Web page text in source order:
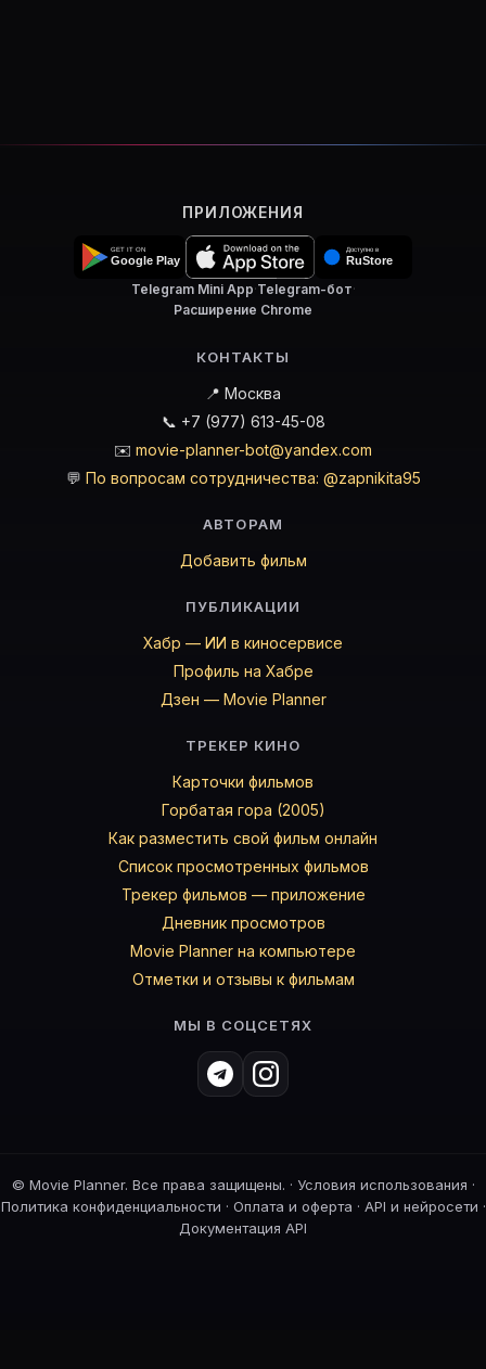
ПРИЛОЖЕНИЯ
Telegram Mini App·Telegram-бот·
Расширение Chrome
КОНТАКТЫ
📍 Москва
📞 +7 (977) 613-45-08
✉️ movie-planner-bot@yandex.com
💬 По вопросам сотрудничества: @zapnikita95
АВТОРАМ
Добавить фильм
ПУБЛИКАЦИИ
Хабр — ИИ в киносервисе
Профиль на Хабре
Дзен — Movie Planner
ТРЕКЕР КИНО
Карточки фильмов
Горбатая гора (2005)
Как разместить свой фильм онлайн
Список просмотренных фильмов
Трекер фильмов — приложение
Дневник просмотров
Movie Planner на компьютере
Отметки и отзывы к фильмам
МЫ В СОЦСЕТЯХ
© Movie Planner. Все права защищены. · Условия использования ·
Политика конфиденциальности · Оплата и оферта · API и нейросети ·
Документация API